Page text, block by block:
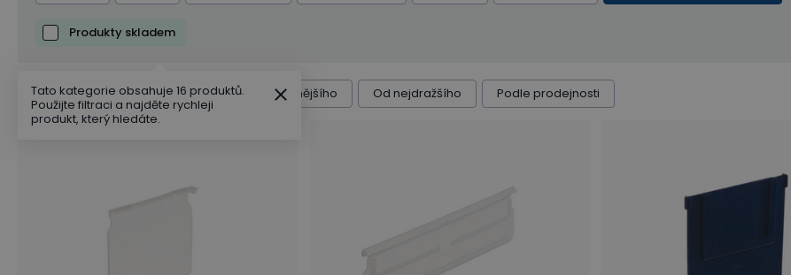
Produkty skladem
Řazení produktů Výchozí Od nejlevnějšího Od nejdražšího Podle prodejnosti
Tato kategorie obsahuje 16 produktů.
Použijte filtraci a najděte rychleji
produkt, který hledáte.